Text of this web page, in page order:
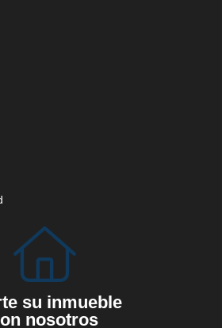
su inmueble
nosotros